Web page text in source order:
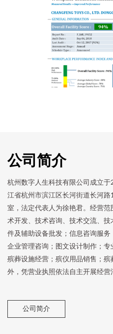
公司简介
杭州数字人生科技有限公司成立
江省杭州市滨江区长河街道长河
室，法定代表人为徐艳君。经营
术开发、技术咨询、技术交流、
件及辅助设备批发；信息咨询服务
企业管理咨询；图文设计制作；专
殡葬设施经营；殡仪用品销售；
外，凭营业执照依法自主开展经营
公司简介